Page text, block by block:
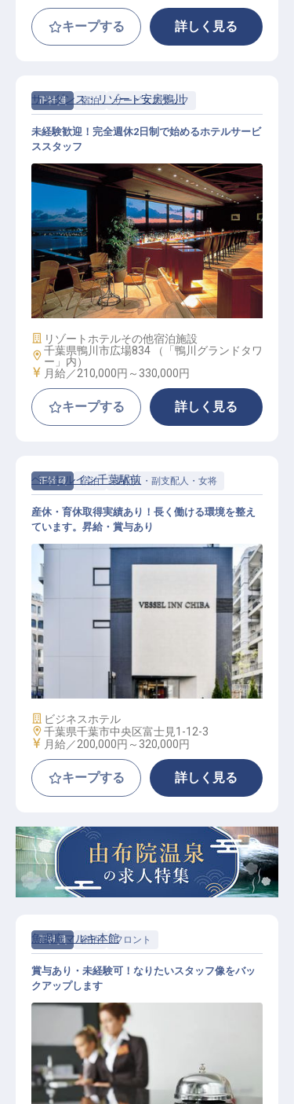
キープする 詳しく見る
正社員 宿泊 サービススタッフ
サービススタッフ / 正社員
サンダンス・リゾート安房鴨川
未経験歓迎！完全週休2日制で始めるホテルサービ
ススタッフ
施設業態
リゾートホテルその他宿泊施設
勤務地
千葉県鴨川市広場834 （「鴨川グランドタワ
ー」内）
給与
月給／210,000円～ 330,000円
キープする 詳しく見る
正社員 宿泊 支配人・副支配人・女将
支配人・副支配人候補
ベッセルイン千葉駅前
産休・育休取得実績あり！長く働ける環境を整え
ています。昇給・賞与あり
施設業態
ビジネスホテル
勤務地
千葉県千葉市中央区富士見1-12-3
給与
月給／200,000円～ 320,000円
キープする 詳しく見る
正社員 宿泊 フロント
魚眠庵マルキ本館
賞与あり・未経験可！なりたいスタッフ像をバッ
クアップします